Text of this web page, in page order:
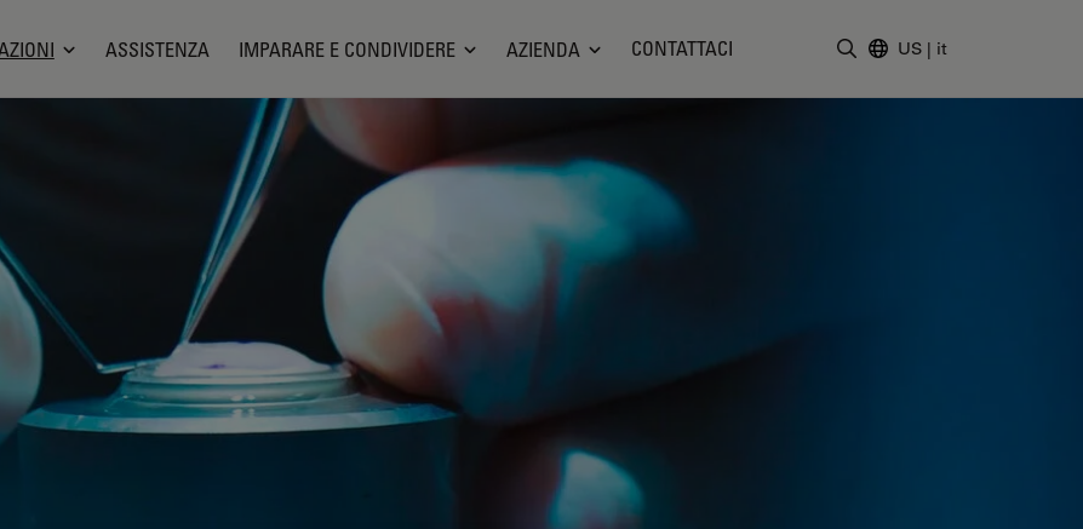
ASSISTENZA IMPARARE E CONDIVIDERE AZIENDA CONTATTACI US | it